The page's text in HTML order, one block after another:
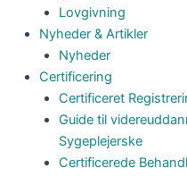
Lovgivning
Nyheder & Artikler
Nyheder
Certificering
Certificeret
Guide til
Sygeplejerske
Certificerede